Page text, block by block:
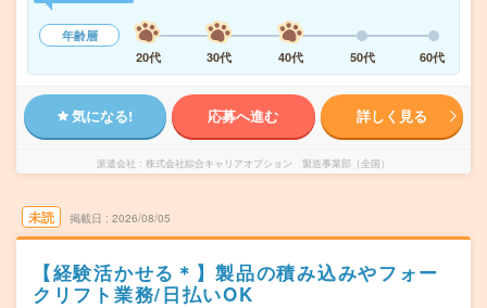
年齢層
20代
30代 40代 50代 60代
気になる! 応募へ進む 詳しく見る
派遣会社 株式会社綜合キャリアオプション 製造事業部（全国）
未読 掲載日 2026/08/05
【経験活かせる＊】製品の積み込みやフォー
クリフト業務/日払いOK